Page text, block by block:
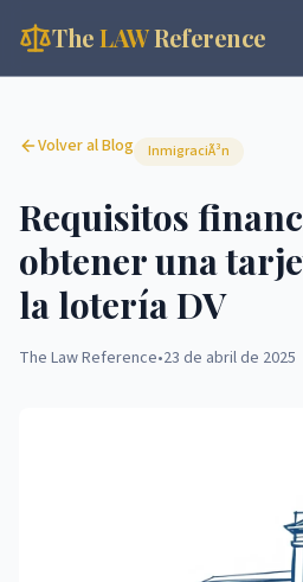
TheLAWReference
Volver al Blog InmigraciÃ³n
Requisitos
obtener una
la lotería DV
The Law Reference•23 de abril de 2025